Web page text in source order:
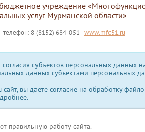
бюджетное учреждение
услуг Мурманской области»
| телефон: 8 (8152) 684-051 | www.mfc51.ru
субъектов персональных данных
данных субъектами персональных
вы даете согласие на обработку
правильную работу сайта.